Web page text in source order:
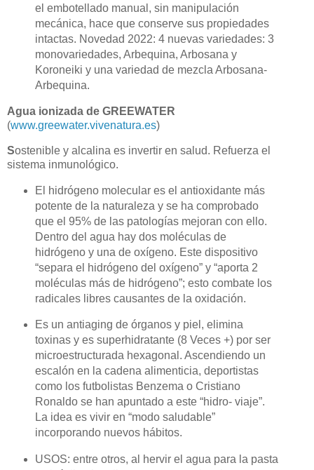
el embotellado manual, sin manipulación
mecánica, hace que conserve sus propiedades
intactas. Novedad 2022: 4 nuevas variedades: 3
monovariedades, Arbequina, Arbosana y
Koroneiki y una variedad de mezcla Arbosana-
Arbequina.
Agua ionizada de GREEWATER
(www.greewater.vivenatura.es)
Sostenible y alcalina es invertir en salud. Refuerza el
sistema inmunológico.
El hidrógeno molecular es el antioxidante más
potente de la naturaleza y se ha comprobado
que el 95% de las patologías mejoran con ello.
Dentro del agua hay dos moléculas de
hidrógeno y una de oxígeno. Este dispositivo
“separa el hidrógeno del oxígeno” y “aporta 2
moléculas más de hidrógeno”; esto combate los
radicales libres causantes de la oxidación.
Es un antiaging de órganos y piel, elimina
toxinas y es superhidratante (8 Veces +) por ser
microestructurada hexagonal. Ascendiendo un
escalón en la cadena alimenticia, deportistas
como los futbolistas Benzema o Cristiano
Ronaldo se han apuntado a este “hidro- viaje”.
La idea es vivir en “modo saludable”
incorporando nuevos hábitos.
USOS: entre otros, al hervir el agua para la pasta